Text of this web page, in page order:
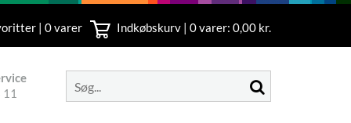
| 0 varer Indkøbskurv | 0varer: 0,00 kr.